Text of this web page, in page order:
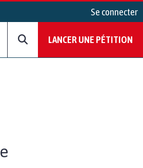
Se connecter
LANCER UNE PÉTITION